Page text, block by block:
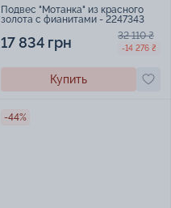
Подвес "Мотанка" из красного
золота с фианитами - 2247343
17 834 грн 32 110 ₴
-14 276 ₴
Купить
-44%